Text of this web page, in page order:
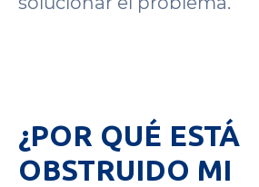
¿POR QUÉ ESTÁ
OBSTRUIDO MI